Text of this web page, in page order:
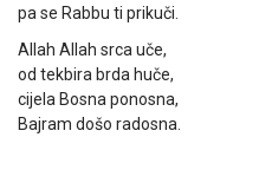
pa se Rabbu ti prikuči.
Allah Allah srca uče,
od tekbira brda huče,
cijela Bosna ponosna,
Bajram došo radosna.